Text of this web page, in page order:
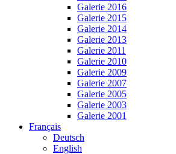
Galerie 2016
Galerie 2015
Galerie 2014
Galerie 2013
Galerie 2011
Galerie 2010
Galerie 2009
Galerie 2007
Galerie 2005
Galerie 2003
Galerie 2001
Français
Deutsch
English